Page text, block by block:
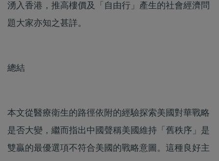
湧入香港，推高樓價及「自由行」產生的社會經濟問
題大家亦知之甚詳。
總結
本文從醫療衛生的路徑依附的經驗探索美國對華戰略
是否大變，繼而指出中國聲稱美國維持「舊秩序」是
雙贏的最優選項不符合美國的戰略意圖。這種良好主